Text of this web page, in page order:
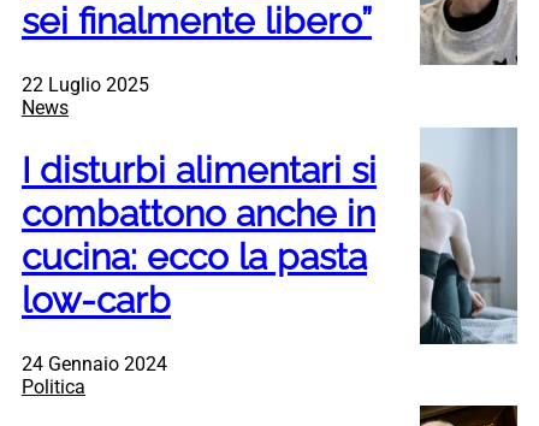
sei finalmente libero”
22 Luglio 2025
News
I disturbi alimentari si
combattono anche in
cucina: ecco la pasta
low-carb
24 Gennaio 2024
Politica